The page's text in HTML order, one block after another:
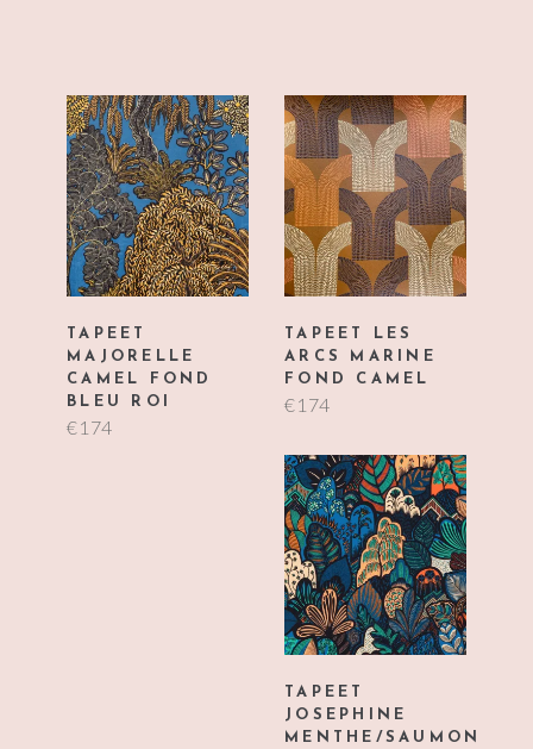
TAPEET
MAJORELLE
CAMEL FOND
BLEU ROI
€174
TAPEET LES
ARCS MARINE
FOND CAMEL
€174
TAPEET
JOSEPHINE
MENTHE/SAUMON